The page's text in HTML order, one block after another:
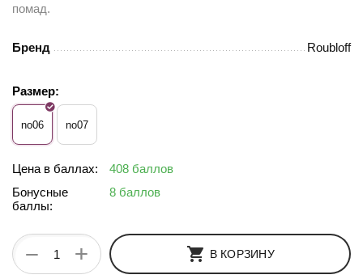
помад.
Бренд Roubloff
Размер:
no06 no07
Цена в баллах:
408 баллов
Бонусные
баллы:
8 баллов
+
− В КОРЗИНУ